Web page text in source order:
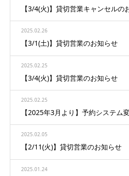
【3/4(火)】貸切営業キャンセルの
2025.02.26
【3/1(土)】貸切営業のお知らせ
2025.02.25
【3/4(火)】貸切営業のお知らせ
2025.02.25
【2025年3月より】予約システム
2025.02.05
【2/11(火)】貸切営業のお知らせ
2025.01.24